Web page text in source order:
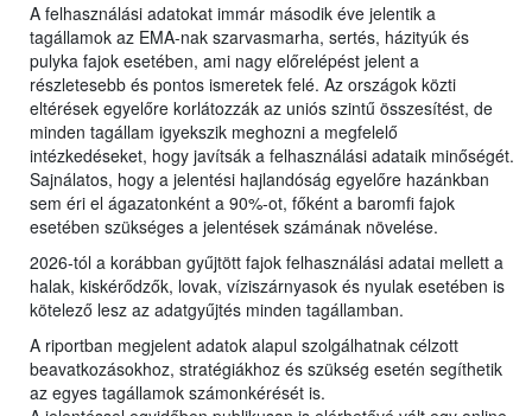
A felhasználási adatokat immár második éve jelentik a
tagállamok az EMA-nak szarvasmarha, sertés, házityúk és
pulyka fajok esetében, ami nagy előrelépést jelent a
részletesebb és pontos ismeretek felé. Az országok közti
eltérések egyelőre korlátozzák az uniós szintű összesítést, de
minden tagállam igyekszik meghozni a megfelelő
intézkedéseket, hogy javítsák a felhasználási adataik minőségét.
Sajnálatos, hogy a jelentési hajlandóság egyelőre hazánkban
sem éri el ágazatonként a 90%-ot, főként a baromfi fajok
esetében szükséges a jelentések számának növelése.
2026-tól a korábban gyűjtött fajok felhasználási adatai mellett a
halak, kiskérődzők, lovak, víziszárnyasok és nyulak esetében is
kötelező lesz az adatgyűjtés minden tagállamban.
A riportban megjelent adatok alapul szolgálhatnak célzott
beavatkozásokhoz, stratégiákhoz és szükség esetén segíthetik
az egyes tagállamok számonkérését is.